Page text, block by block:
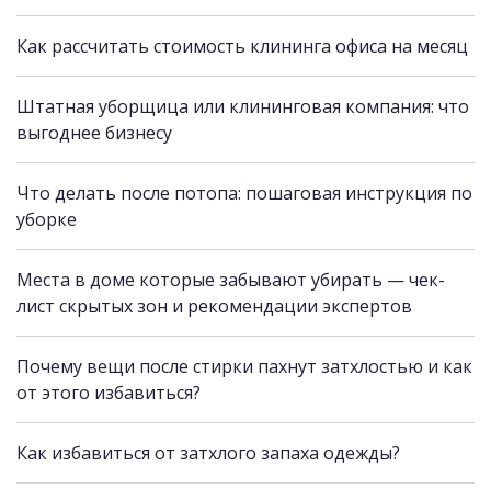
Как рассчитать стоимость клининга офиса на месяц
Штатная уборщица или клининговая компания: что
выгоднее бизнесу
Что делать после потопа: пошаговая инструкция по
уборке
Места в доме которые забывают убирать — чек-
лист скрытых зон и рекомендации экспертов
Почему вещи после стирки пахнут затхлостью и как
от этого избавиться?
Как избавиться от затхлого запаха одежды?